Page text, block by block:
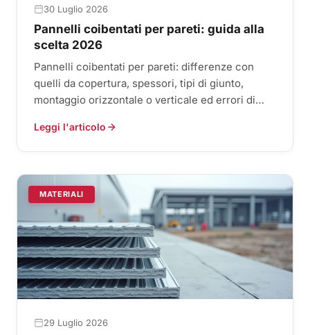
30 Luglio 2026
Pannelli coibentati per pareti: guida alla
scelta 2026
Pannelli coibentati per pareti: differenze con
quelli da copertura, spessori, tipi di giunto,
montaggio orizzontale o verticale ed errori di
Leggi l'articolo
MATERIALI
29 Luglio 2026